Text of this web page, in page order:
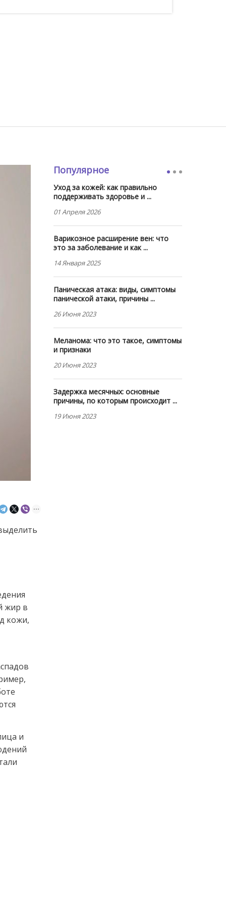
жир в
кожи,
и
Популярное
Уход за кожей: как правильно
поддерживать здоровье и ...
01 Апреля 2026
Варикозное расширение вен: что
это за заболевание и как ...
14 Января 2025
Паническая атака: виды, симптомы
панической атаки, причины ...
26 Июня 2023
Меланома: что это такое, симптомы
и признаки
20 Июня 2023
Задержка месячных: основные
причины, по которым происходит ...
19 Июня 2023